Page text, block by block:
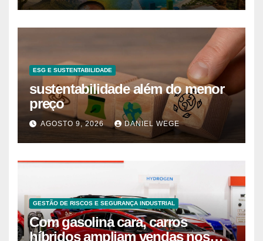
ESG E SUSTENTABILIDADE
sustentabilidade além do menor
preço
AGOSTO 9, 2026 DANIEL WEGE
GESTÃO DE RISCOS E SEGURANÇA INDUSTRIAL
Com gasolina cara, carros
híbridos ampliam vendas nos